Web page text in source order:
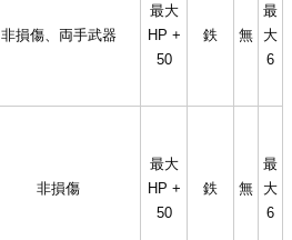
非損傷、両手武器
最大
HP +
50
鉄 無
最
大
6
非損傷
最大
HP +
50
鉄 無
最
大
6